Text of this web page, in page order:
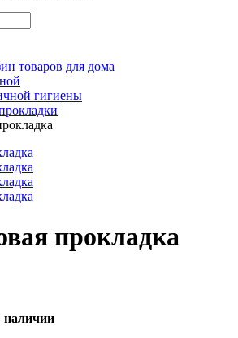
товаров для дома
гигиены
прокладка
наличии